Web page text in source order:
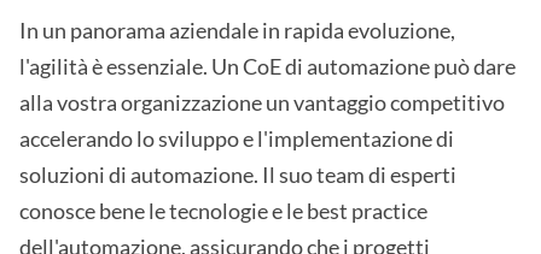
In un panorama aziendale in rapida evoluzione,
l'agilità è essenziale. Un CoE di automazione può dare
alla vostra organizzazione un vantaggio competitivo
accelerando lo sviluppo e l'implementazione di
soluzioni di automazione. Il suo team di esperti
conosce bene le tecnologie e le best practice
dell'automazione, assicurando che i progetti